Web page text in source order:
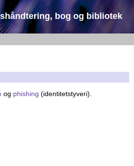
bog og bibliotek
og phishing (identitetstyveri).